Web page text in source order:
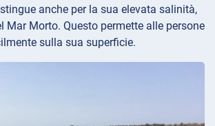
anche per la sua elevata salinità,
Mar Morto. Questo permette alle persone
sulla sua superficie.